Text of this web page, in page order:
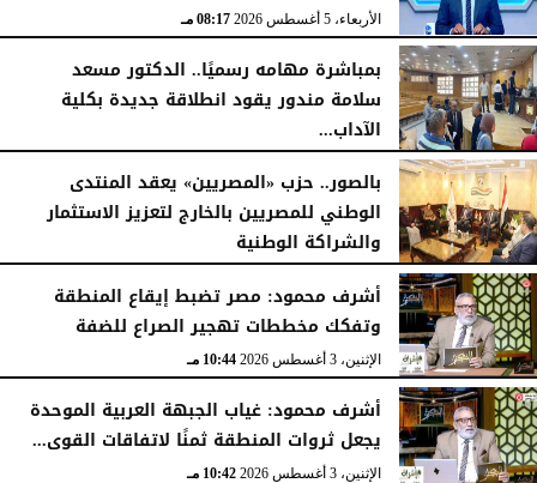
الأربعاء، 5 أغسطس 2026 08:17 مـ
بمباشرة مهامه رسميًا.. الدكتور مسعد
سلامة مندور يقود انطلاقة جديدة بكلية
الآداب...
الأربعاء، 5 أغسطس 2026
بالصور.. حزب «المصريين» يعقد المنتدى
الوطني للمصريين بالخارج لتعزيز الاستثمار
والشراكة الوطنية
الثلاثاء، 4 أغسطس 2026
أشرف محمود: مصر تضبط إيقاع المنطقة
وتفكك مخططات تهجير الصراع للضفة
الإثنين، 3 أغسطس 2026 10:44 مـ
أشرف محمود: غياب الجبهة العربية الموحدة
يجعل ثروات المنطقة ثمنًا لاتفاقات القوى...
الإثنين، 3 أغسطس 2026 10:42 مـ